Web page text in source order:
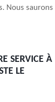
Nous saurons
SERVICE À
LE